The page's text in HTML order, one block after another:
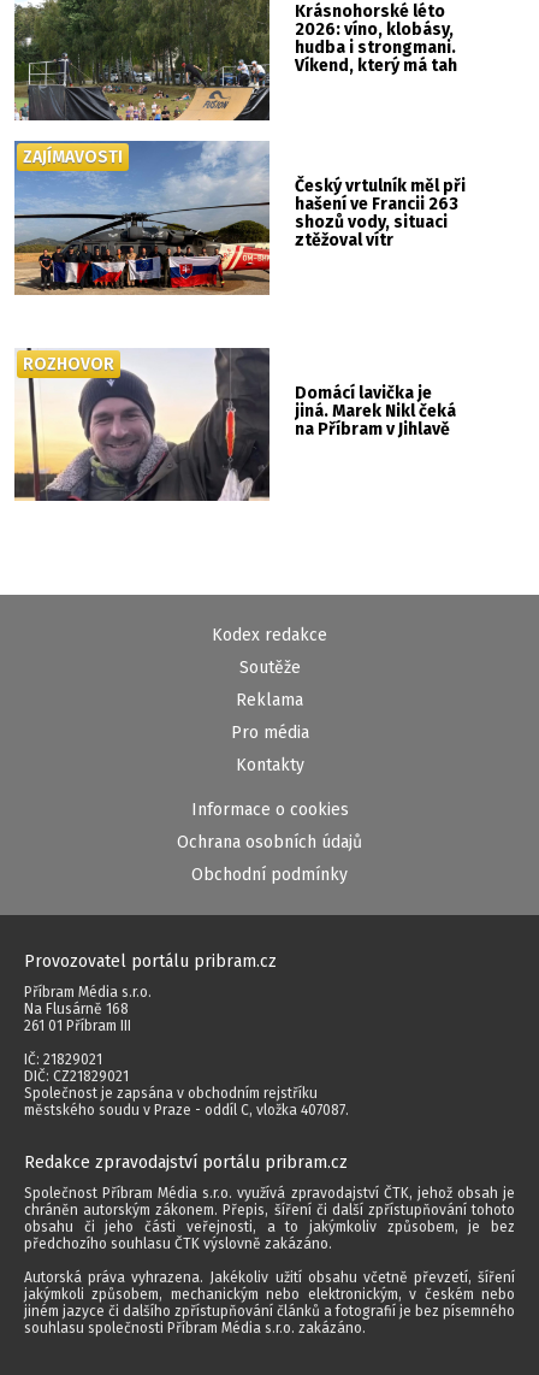
Krásnohorské léto
2026: víno, klobásy,
hudba i strongmani.
Víkend, který má tah
Český vrtulník měl při
hašení ve Francii 263
shozů vody, situaci
ztěžoval vítr
ZAJÍMAVOSTI
Domácí lavička je
jiná. Marek Nikl čeká
na Příbram v Jihlavě
ROZHOVOR
Kodex redakce
Soutěže
Reklama
Pro média
Kontakty
Informace o cookies
Ochrana osobních údajů
Obchodní podmínky
Provozovatel portálu pribram.cz
Příbram Média s.r.o.
Na Flusárně 168
261 01 Příbram III
IČ: 21829021
DIČ: CZ21829021
Společnost je zapsána v obchodním rejstříku
městského soudu v Praze - oddíl C, vložka 407087.
Redakce zpravodajství portálu pribram.cz
Společnost Příbram Média s.r.o. využívá zpravodajství ČTK, jehož obsah je
chráněn autorským zákonem. Přepis, šíření či další zpřístupňování tohoto
obsahu či jeho části veřejnosti, a to jakýmkoliv způsobem, je bez
předchozího souhlasu ČTK výslovně zakázáno.
Autorská práva vyhrazena. Jakékoliv užití obsahu včetně převzetí, šíření
jakýmkoli způsobem, mechanickým nebo elektronickým, v českém nebo
jiném jazyce či dalšího zpřístupňování článků a fotografií je bez písemného
souhlasu společnosti Příbram Média s.r.o. zakázáno.